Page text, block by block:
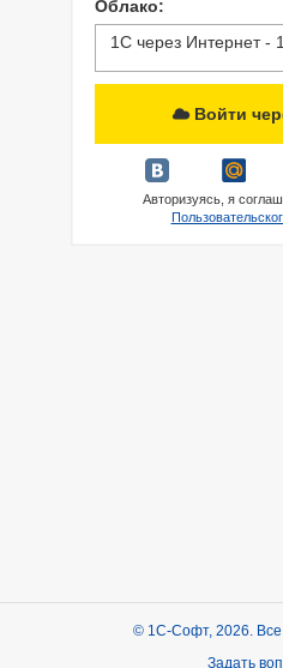
Облако:
1С через Интернет -
Войти
Авторизуясь, я
© 1С-Софт, 2026.
Задать